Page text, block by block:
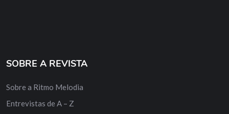
SOBRE A REVISTA
Sobre a Ritmo Melodia
Entrevistas de A – Z